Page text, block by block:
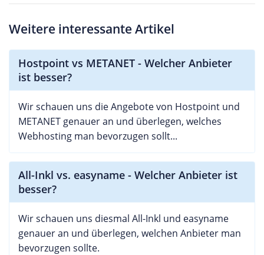
Weitere interessante Artikel
Hostpoint vs METANET - Welcher Anbieter
ist besser?
Wir schauen uns die Angebote von Hostpoint und
METANET genauer an und überlegen, welches
Webhosting man bevorzugen sollt...
All-Inkl vs. easyname - Welcher Anbieter ist
besser?
Wir schauen uns diesmal All-Inkl und easyname
genauer an und überlegen, welchen Anbieter man
bevorzugen sollte.